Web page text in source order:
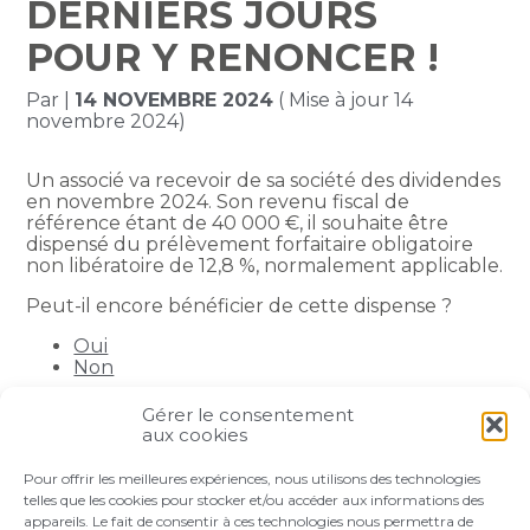
Gérer le consentement
aux cookies
Pour offrir les meilleures expériences, nous utilisons des technologies
telles que les cookies pour stocker et/ou accéder aux informations des
appareils. Le fait de consentir à ces technologies nous permettra de
DERNIERS JOURS
POUR Y RENONCER !
Par 14 NOVEMBRE 2024 ( Mise à jour 14
novembre 2024)
Un associé va recevoir de sa société des dividendes
en novembre 2024. Son revenu fiscal de
référence étant de 40 000 €, il souhaite être
dispensé du prélèvement forfaitaire obligatoire
non libératoire de 12,8 %, normalement applicable.
Peut-il encore bénéficier de cette dispense ?
Oui
Non
FaceBook
TwitterLinkedIn